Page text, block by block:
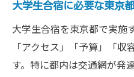
大学生合宿に必要な東京
大学生合宿を東京都で実施
「アクセス」「予算」「
す。特に都内は交通網が発